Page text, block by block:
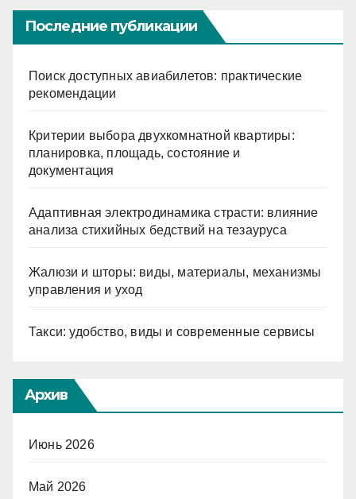
Последние публикации
Поиск доступных авиабилетов: практические
рекомендации
Критерии выбора двухкомнатной квартиры:
планировка, площадь, состояние и
документация
Адаптивная электродинамика страсти: влияние
анализа стихийных бедствий на тезауруса
Жалюзи и шторы: виды, материалы, механизмы
управления и уход
Такси: удобство, виды и современные сервисы
Архив
Июнь 2026
Май 2026